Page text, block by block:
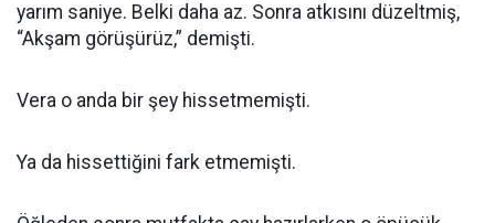
yarım saniye. Belki daha az. Sonra atkısını düzeltmiş,
“Akşam görüşürüz,” demişti.
Vera o anda bir şey hissetmemişti.
Ya da hissettiğini fark etmemişti.